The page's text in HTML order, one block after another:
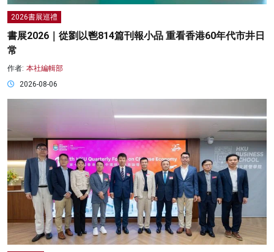
2026書展巡禮
書展2026｜從劉以鬯814篇刊報小品 重看香港60年代市井日
常
作者: 本社編輯部
2026-08-06